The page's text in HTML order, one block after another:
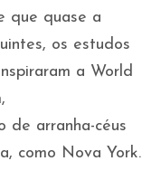
que quase a
os estudos
a World
de arranha-céus
como Nova York.